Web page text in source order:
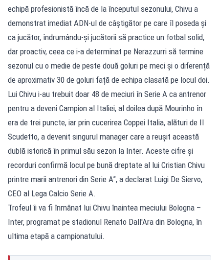
echipă profesionistă încă de la începutul sezonului, Chivu a
demonstrat imediat ADN-ul de câștigător pe care îl poseda și
ca jucător, îndrumându-și jucătorii să practice un fotbal solid,
dar proactiv, ceea ce i-a determinat pe Nerazzurri să termine
sezonul cu o medie de peste două goluri pe meci și o diferență
de aproximativ 30 de goluri față de echipa clasată pe locul doi.
Lui Chivu i-au trebuit doar 48 de meciuri în Serie A ca antrenor
pentru a deveni Campion al Italiei, al doilea după Mourinho în
era de trei puncte, iar prin cucerirea Coppei Italia, alături de Il
Scudetto, a devenit singurul manager care a reușit această
dublă istorică în primul său sezon la Inter. Aceste cifre și
recorduri confirmă locul pe bună dreptate al lui Cristian Chivu
printre marii antrenori din Serie A”, a declarat Luigi De Siervo,
CEO al Lega Calcio Serie A.
Trofeul îi va fi înmânat lui Chivu înaintea meciului Bologna –
Inter, programat pe stadionul Renato Dall'Ara din Bologna, în
ultima etapă a campionatului.